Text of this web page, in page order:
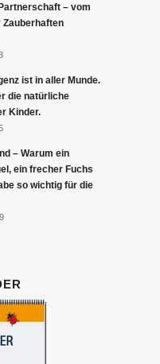
– vom
Zauberhaften
ist in aller Munde.
die natürliche
Kinder.
– Warum ein
ein frecher Fuchs
so wichtig für die